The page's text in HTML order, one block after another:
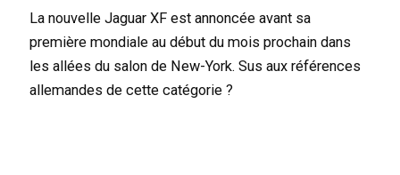
La nouvelle Jaguar XF est annoncée avant sa
première mondiale au début du mois prochain dans
les allées du salon de New-York. Sus aux références
allemandes de cette catégorie ?